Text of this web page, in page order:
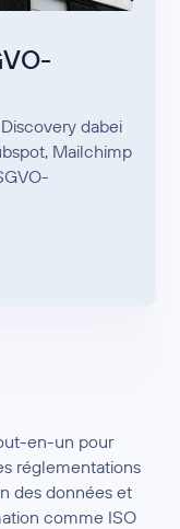
dabei
Mailchimp
en-un pour
réglementations
des données et
comme ISO